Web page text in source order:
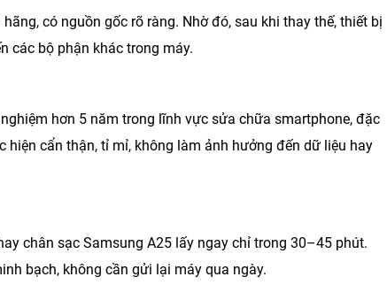
có nguồn gốc rõ ràng. Nhờ đó, sau khi thay thế, thiết bị
các bộ phận khác trong máy.
hơn 5 năm trong lĩnh vực sửa chữa smartphone, đặc
cẩn thận, tỉ mỉ, không làm ảnh hưởng đến dữ liệu hay
chân sạc Samsung A25 lấy ngay chỉ trong 30–45 phút.
bạch, không cần gửi lại máy qua ngày.